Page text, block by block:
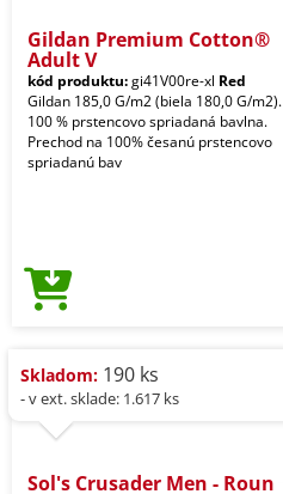
Gildan Premium Cotton®
Adult V
kód produktu:gi41V00re-xl Red
Gildan 185,0 G/m2 (biela 180,0 G/m2).
100 % prstencovo spriadaná bavlna.
Prechod na 100% česanú prstencovo
spriadanú bav
Skladom: 190 ks
- v ext. sklade: 1.617 ks
Sol's Crusader Men - Roun